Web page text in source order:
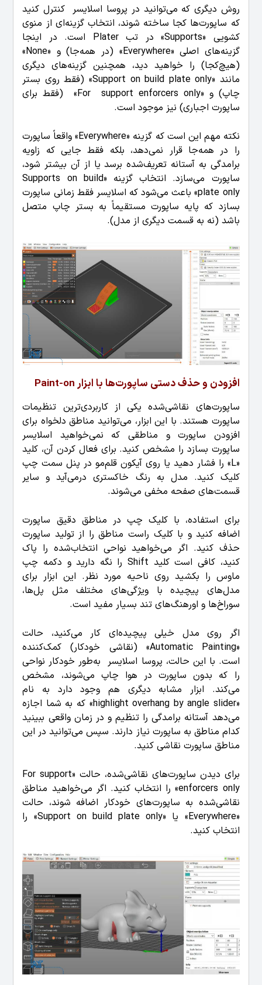
روش دیگری که می‌توانید در پروسا اسلایسر کنترل کنید
که ساپورت‌ها کجا ساخته شوند، انتخاب گزینه‌ای از منوی
کشویی «Supports» در تب Plater است. در اینجا
گزینه‌های اصلی «Everywhere» (در همه‌جا) و «None»
(هیچ‌کجا) را خواهید دید، همچنین گزینه‌های دیگری
مانند «Support on build plate only» (فقط روی بستر
چاپ) و «For support enforcers only» (فقط برای
ساپورت اجباری) نیز موجود است.
نکته مهم این است که گزینه «Everywhere» واقعاً ساپورت
را در همه‌جا قرار نمی‌دهد، بلکه فقط جایی که زاویه
برامدگی به آستانه تعریف‌شده برسد یا از آن بیشتر شود،
ساپورت می‌سازد. انتخاب گزینه «Supports on build
plate only» باعث می‌شود که اسلایسر فقط زمانی ساپورت
بسازد که پایه ساپورت مستقیماً به بستر چاپ متصل
باشد (نه به قسمت دیگری از مدل).
افزودن و حذف دستی ساپورت‌ها با ابزار Paint-on
ساپورت‌های نقاشی‌شده یکی از کاربردی‌ترین تنظیمات
ساپورت هستند. با این ابزار، می‌توانید مناطق دلخواه برای
افزودن ساپورت و مناطقی که نمی‌خواهید اسلایسر
ساپورت بسازد را مشخص کنید. برای فعال کردن آن، کلید
«L» را فشار دهید یا روی آیکون قلم‌مو در پنل سمت چپ
کلیک کنید. مدل به رنگ خاکستری درمی‌آید و سایر
قسمت‌های صفحه مخفی می‌شوند.
برای استفاده، با کلیک چپ در مناطق دقیق ساپورت
اضافه کنید و با کلیک راست مناطق را از تولید ساپورت
حذف کنید. اگر می‌خواهید نواحی انتخاب‌شده را پاک
کنید، کافی است کلید Shift را نگه دارید و دکمه چپ
ماوس را بکشید روی ناحیه مورد نظر. این ابزار برای
مدل‌های پیچیده با ویژگی‌های مختلف مثل پل‌ها،
سوراخ‌ها و اورهنگ‌های تند بسیار مفید است.
اگر روی مدل خیلی پیچیده‌ای کار می‌کنید، حالت
«Automatic Painting» (نقاشی خودکار) کمک‌کننده
است. با این حالت، پروسا اسلایسر به‌طور خودکار نواحی‌
را که بدون ساپورت در هوا چاپ می‌شوند، مشخص
می‌کند. ابزار مشابه دیگری هم وجود دارد به نام
«highlight overhang by angle slider» که به شما اجازه
می‌دهد آستانه برامدگی را تنظیم و در زمان واقعی ببینید
کدام مناطق به ساپورت نیاز دارند. سپس می‌توانید در این
مناطق ساپورت نقاشی کنید.
برای دیدن ساپورت‌های نقاشی‌شده، حالت «For support
enforcers only» را انتخاب کنید. اگر می‌خواهید مناطق
نقاشی‌شده به ساپورت‌های خودکار اضافه شوند، حالت
«Everywhere» یا «Support on build plate only» را
انتخاب کنید.